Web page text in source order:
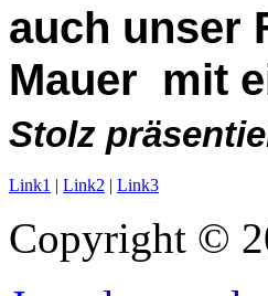
auch unser
Mauer mit
Stolz
Link1 | Link2 | Link3
Copyright ©